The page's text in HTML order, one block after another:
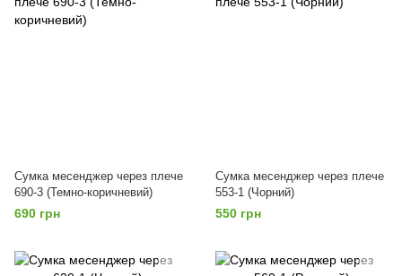
Сумка месенджер через плече
690-3 (Темно-коричневий)
690 грн
Сумка месенджер через плече
553-1 (Чорний)
550 грн